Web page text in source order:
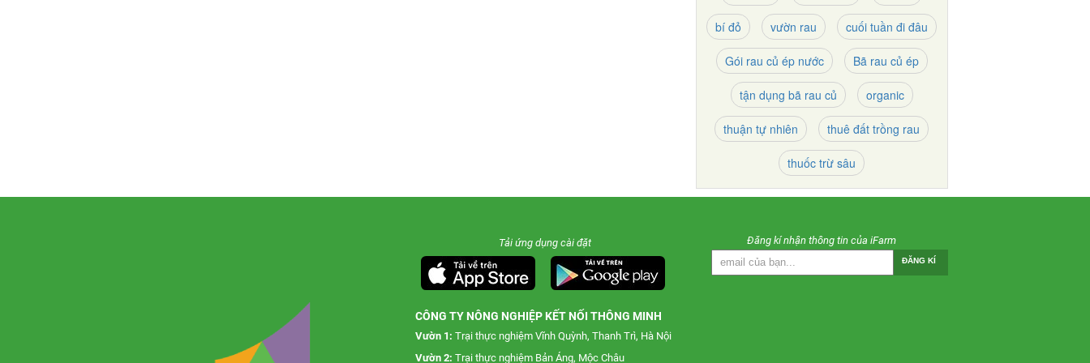
bí đỏ vườn rau cuối tuần đi đâu
Gói rau củ ép nước Bã rau củ ép
tận dụng bã rau củ organic
thuận tự nhiên thuê đất trồng rau
thuốc trừ sâu
Tải ứng dụng cài đặt Đăng kí nhận thông tin của iFarm
ĐĂNG KÍ
CÔNG TY NÔNG NGHIỆP KẾT NỐI THÔNG MINH
Vườn 1: Trại thực nghiệm Vĩnh Quỳnh, Thanh Trì, Hà Nội
Vườn 2: Trại thực nghiệm Bản Áng, Mộc Châu